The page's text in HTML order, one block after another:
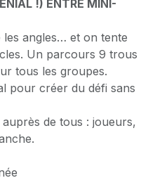
!) ENTRE MINI-
angles… et on tente
Un parcours 9 trous
tous les groupes.
pour créer du défi sans
de tous : joueurs,